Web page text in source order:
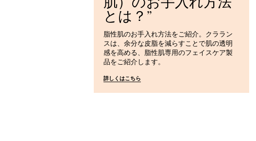
とは？
脂性肌のお手入れ方法をご紹介。クララン
スは、余分な皮脂を減らすことで肌の透明
感を高める、脂性肌専用のフェイスケア製
品をご紹介します。
詳しくはこちら